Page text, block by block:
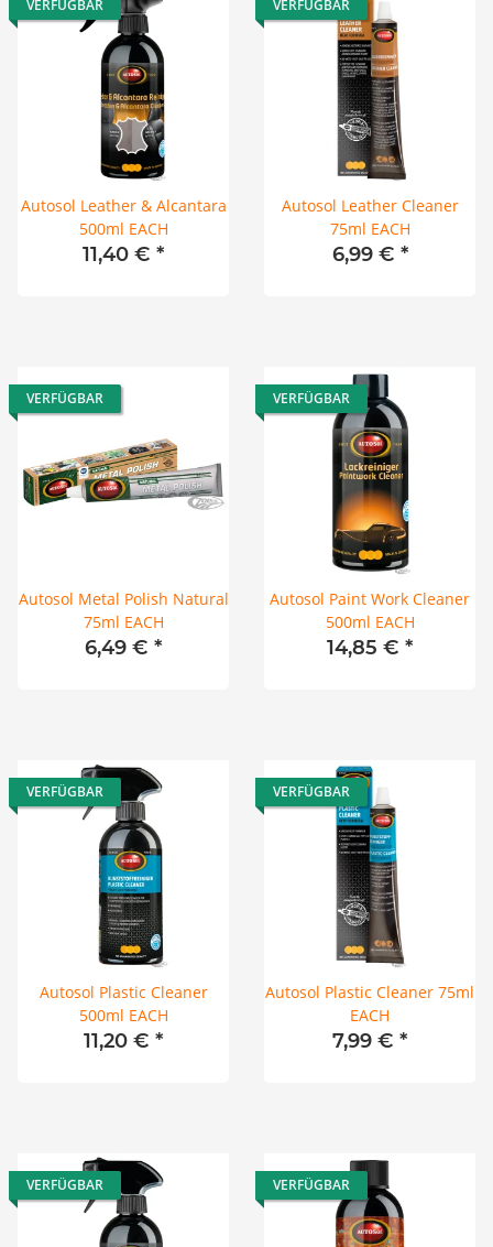
VERFÜGBAR
Autosol Leather & Alcantara
500ml EACH
11,40 € *
VERFÜGBAR
Autosol Leather Cleaner
75ml EACH
6,99 € *
VERFÜGBAR
Autosol Metal Polish Natural
75ml EACH
6,49 € *
VERFÜGBAR
Autosol Paint Work Cleaner
500ml EACH
14,85 € *
VERFÜGBAR
Autosol Plastic Cleaner
500ml EACH
11,20 € *
VERFÜGBAR
Autosol Plastic Cleaner 75ml
EACH
7,99 € *
VERFÜGBAR VERFÜGBAR